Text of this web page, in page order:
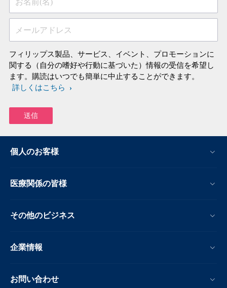
お名前(名)
メールアドレス
フィリップス製品、サービス、イベント、プロモーションに
関する（自分の嗜好や行動に基づいた）情報の受信を希望し
ます。購読はいつでも簡単に中止することができます。
詳しくはこちら
個人のお客様
医療関係の皆様
その他のビジネス
企業情報
お問い合わせ